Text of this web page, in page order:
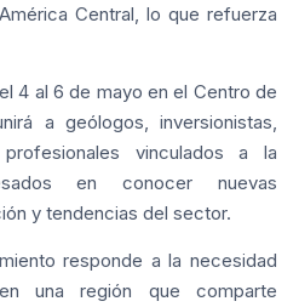
Central, lo que refuerza
4 al 6 de mayo en el Centro de
a geólogos, inversionistas,
vinculados a la
en conocer nuevas
y tendencias del sector.
responde a la necesidad
una región que comparte